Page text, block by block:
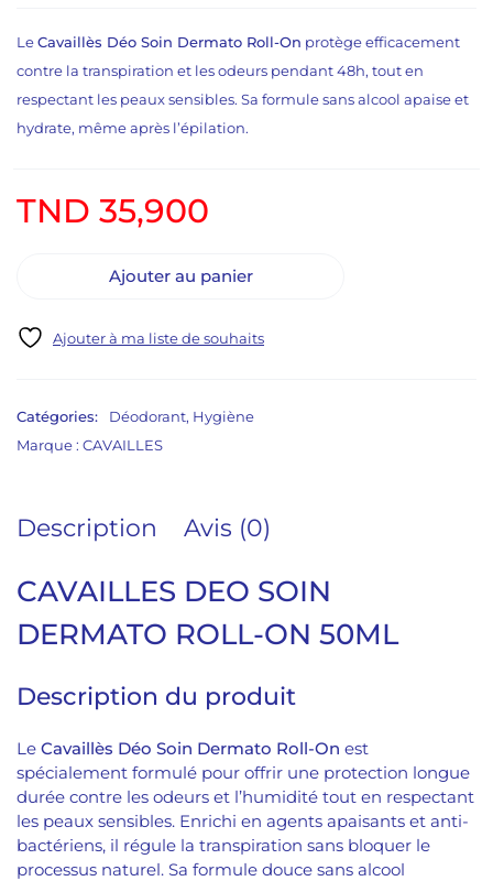
LeCavaillès Déo Soin Dermato Roll-On protège efficacement
contre la transpiration et les odeurs pendant 48h, tout en
respectant les peaux sensibles. Sa formule sans alcool apaise et
hydrate, même après l’épilation.
TND 35,900
Ajouter au panier
Catégories: Déodorant, Hygiène
Marque : CAVAILLES
Description Avis (0)
CAVAILLES DEO SOIN
DERMATO ROLL-ON 50ML
Description du produit
Le Cavaillès Déo Soin Dermato Roll-On est
spécialement formulé pour offrir une protection longue
durée contre les odeurs et l’humidité tout en respectant
les peaux sensibles. Enrichi en agents apaisants et anti-
bactériens, il régule la transpiration sans bloquer le
processus naturel. Sa formule douce sans alcool